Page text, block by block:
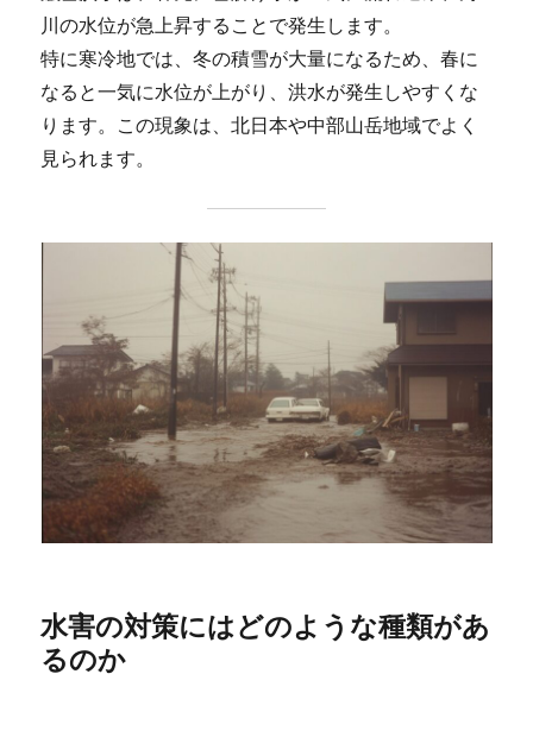
川の水位が急上昇することで発生します。
特に寒冷地では、冬の積雪が大量になるため、春に
なると一気に水位が上がり、洪水が発生しやすくな
ります。この現象は、北日本や中部山岳地域でよく
見られます。
水害の対策にはどのような種類があ
るのか